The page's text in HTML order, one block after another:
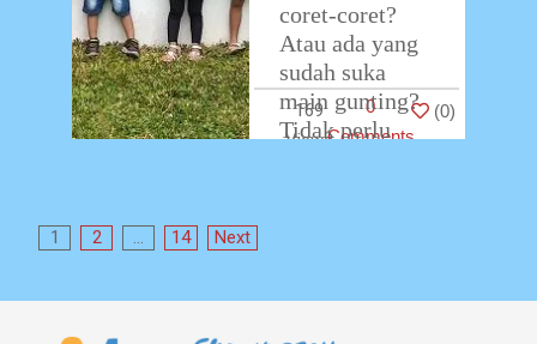
coret-coret?
Atau ada yang
sudah suka
main gunting?
Tidak perlu
169
0
Comments
(0)
Posts
1 2 … 14 Next